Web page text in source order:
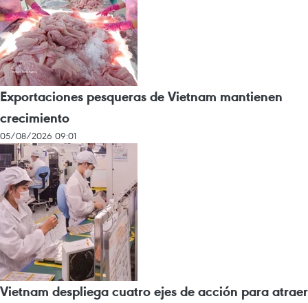
Exportaciones pesqueras de Vietnam mantienen
crecimiento
05/08/2026 09:01
Vietnam despliega cuatro ejes de acción para atraer